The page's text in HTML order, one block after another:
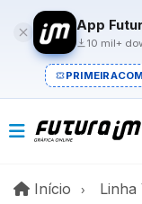
App
10 mil+
Início InícioLinha